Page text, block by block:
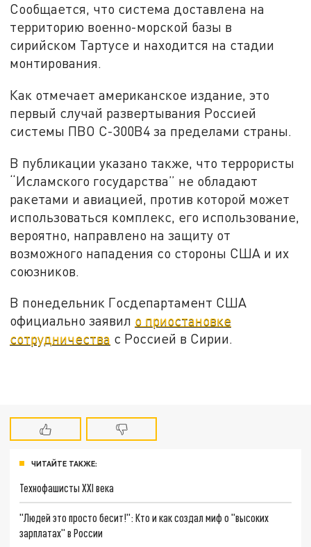
Сообщается, что система доставлена на
территорию военно-морской базы в
сирийском Тартусе и находится на стадии
монтирования.
Как отмечает американское издание, это
первый случай развертывания Россией
системы ПВО С-300В4 за пределами страны.
В публикации указано также, что террористы
“Исламского государства” не обладают
ракетами и авиацией, против которой может
использоваться комплекс, его использование,
вероятно, направлено на защиту от
возможного нападения со стороны США и их
союзников.
В понедельник Госдепартамент США
официально заявил о приостановке
сотрудничества с Россией в Сирии.
ЧИТАЙТЕ ТАКЖЕ:
Технофашисты XXI века
"Людей это просто бесит!": Кто и как создал миф о "высоких
зарплатах" в России